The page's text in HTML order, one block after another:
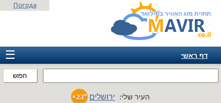
תחזית מזג האוויר בסילואד
חפוש
Погода
☰
דף ראשי
העיר שלי: ירושלים +23°